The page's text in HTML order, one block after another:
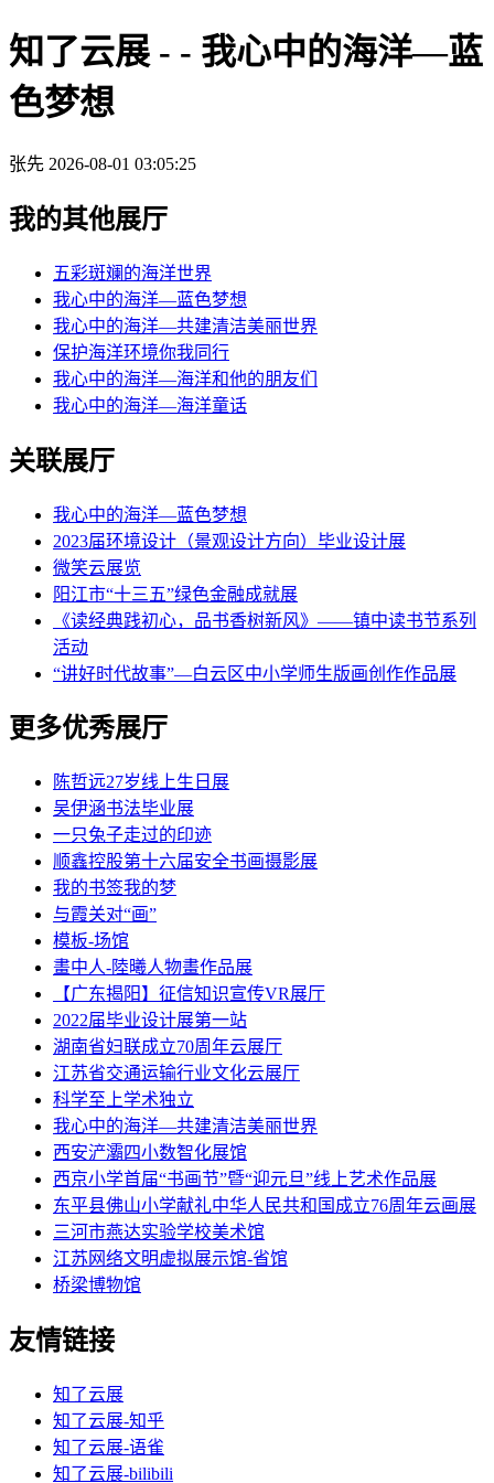
知了云展 - - 我心中的海洋—蓝
色梦想
张先 2026-08-01 03:05:25
我的其他展厅
五彩斑斓的海洋世界
我心中的海洋—蓝色梦想
我心中的海洋—共建清洁美丽世界
保护海洋环境你我同行
我心中的海洋—海洋和他的朋友们
我心中的海洋—海洋童话
关联展厅
我心中的海洋—蓝色梦想
2023届环境设计（景观设计方向）毕业设计展
微笑云展览
阳江市“十三五”绿色金融成就展
《读经典践初心，品书香树新风》——镇中读书节系列
活动
“讲好时代故事”—白云区中小学师生版画创作作品展
更多优秀展厅
陈哲远27岁线上生日展
吴伊涵书法毕业展
一只兔子走过的印迹
顺鑫控股第十六届安全书画摄影展
我的书签我的梦
与霞关对“画”
模板-场馆
畫中人-陸曦人物畫作品展
【广东揭阳】征信知识宣传VR展厅
2022届毕业设计展第一站
湖南省妇联成立70周年云展厅
江苏省交通运输行业文化云展厅
科学至上学术独立
我心中的海洋—共建清洁美丽世界
西安浐灞四小数智化展馆
西京小学首届“书画节”暨“迎元旦”线上艺术作品展
东平县佛山小学献礼中华人民共和国成立76周年云画展
三河市燕达实验学校美术馆
江苏网络文明虚拟展示馆-省馆
桥梁博物馆
友情链接
知了云展
知了云展-知乎
知了云展-语雀
知了云展-bilibili